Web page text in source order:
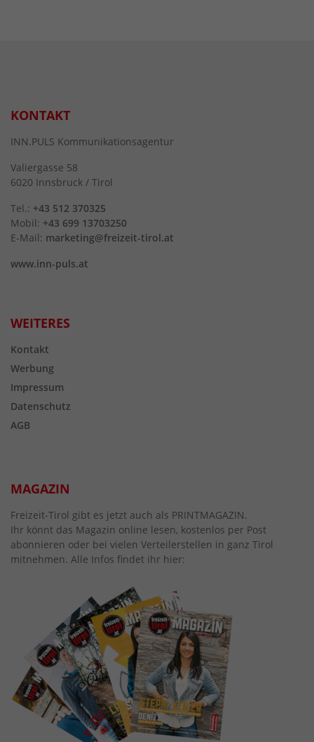
KONTAKT
INN.PULS Kommunikationsagentur
Valiergasse 58
6020 Innsbruck / Tirol
Tel.: +43 512 370325
Mobil: +43 699 13703250
E-Mail: marketing@freizeit-tirol.at
www.inn-puls.at
WEITERES
Kontakt
Werbung
Impressum
Datenschutz
AGB
MAGAZIN
Freizeit-Tirol gibt es jetzt auch als PRINTMAGAZIN.
Ihr könnt das Magazin online lesen, kostenlos per Post
abonnieren oder bei vielen Verteilerstellen in ganz Tirol
mitnehmen. Alle Infos findet ihr hier: